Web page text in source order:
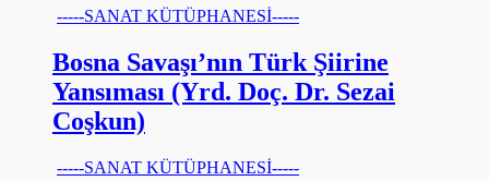
-----SANAT KÜTÜPHANESİ-----
Bosna Savaşı’nın Türk Şiirine
Yansıması (Yrd. Doç. Dr. Sezai
Coşkun)
-----SANAT KÜTÜPHANESİ-----